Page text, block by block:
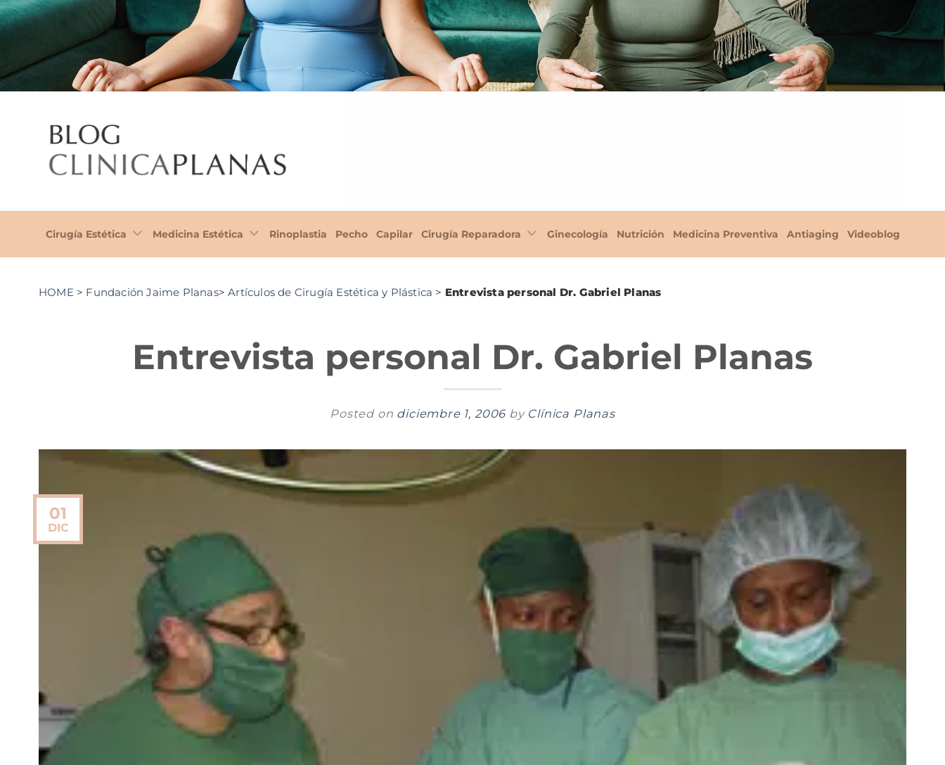
Cirugía Estética Medicina Estética Rinoplastia Pecho Capilar Cirugía Reparadora Ginecología Nutrición Medicina Preventiva Antiaging Videoblog
HOME > Fundación Jaime Planas>Artículos de Cirugía Estética y Plástica > Entrevista personal Dr. Gabriel Planas
Entrevista personal Dr. Gabriel Planas
Posted on diciembre 1, 2006 by Clínica Planas
01
DIC